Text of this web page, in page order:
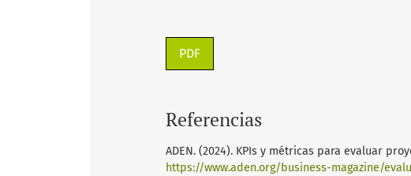
PDF
Referencias
ADEN. (2024). KPIs y métricas para evaluar
https://www.aden.org/business-magazine/